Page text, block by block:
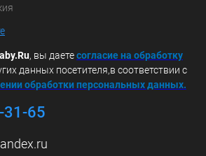
, вы даетесогласие на обработку
данных посетителя,в соответствии с
обработки персональных данных.
31-65